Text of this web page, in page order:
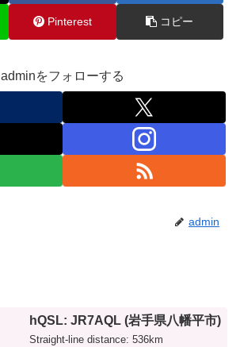
Pinterest コピー
adminをフォローする
admin
hQSL: JR7AQL (岩手県八幡平市)
Straight-line distance: 536km